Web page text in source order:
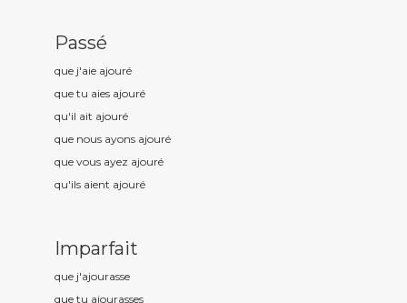
Passé
que j'aie ajouré
que tu aies ajouré
qu'il ait ajouré
que nous ayons ajouré
que vous ayez ajouré
qu'ils aient ajouré
Imparfait
que j'ajourasse
que tu ajourasses